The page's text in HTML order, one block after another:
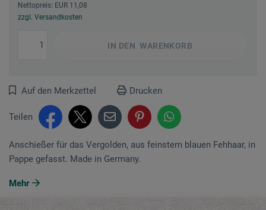
Nettopreis: EUR 11,08
zzgl. Versandkosten
IN DEN WARENKORB
Auf den Merkzettel Drucken
Teilen
Anschießer für das Vergolden, aus feinstem blauen Feh­haar, in
Pappe gefasst. Made in Germany.
Mehr